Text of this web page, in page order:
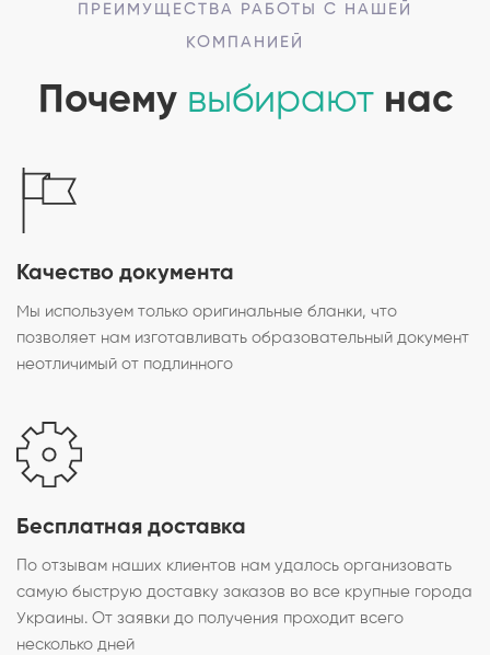
ПРЕИМУЩЕСТВА РАБОТЫ С НАШЕЙ
КОМПАНИЕЙ
Почему выбираютнас
Качество документа
Мы используем только оригинальные бланки, что
позволяет нам изготавливать образовательный документ
неотличимый от подлинного
Бесплатная доставка
По отзывам наших клиентов нам удалось организовать
самую быструю доставку заказов во все крупные города
Украины. От заявки до получения проходит всего
несколько дней